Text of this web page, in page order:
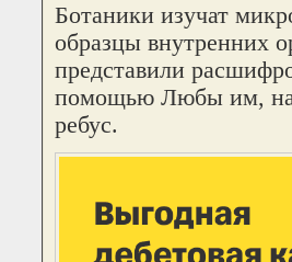
Ботаники изучат
образцы внутренних
представили
помощью Любы им,
ребус.